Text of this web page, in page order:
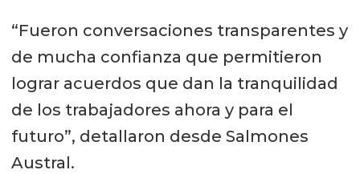
“Fueron conversaciones transparentes y
de mucha confianza que permitieron
lograr acuerdos que dan la tranquilidad
de los trabajadores ahora y para el
futuro”, detallaron desde Salmones
Austral.